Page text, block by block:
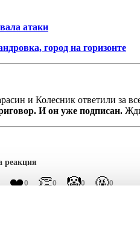
атаки
город на горизонте
и Колесник ответили за
И он уже подписан.
реакция
❤️0 👏0 🤡0 🤬0